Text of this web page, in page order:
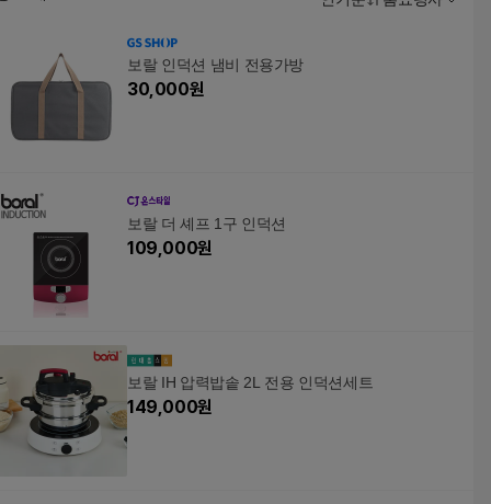
보랄 인덕션 냄비 전용가방
30,000원
보랄 더 셰프 1구 인덕션
109,000원
보랄 IH 압력밥솥 2L 전용 인덕션세트
149,000원